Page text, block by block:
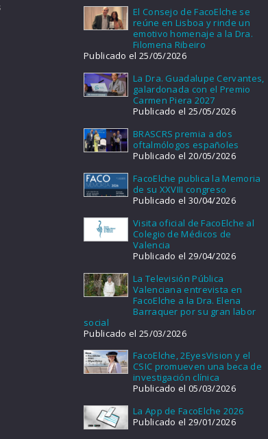
El Consejo de FacoElche se
reúne en Lisboa y rinde un
emotivo homenaje a la Dra.
Filomena Ribeiro
Publicado el 25/05/2026
La Dra. Guadalupe Cervantes,
galardonada con el Premio
Carmen Piera 2027
Publicado el 25/05/2026
BRASCRS premia a dos
oftalmólogos españoles
Publicado el 20/05/2026
FacoElche publica la Memoria
de su XXVIII congreso
Publicado el 30/04/2026
Visita oficial de FacoElche al
Colegio de Médicos de
Valencia
Publicado el 29/04/2026
La Televisión Pública
Valenciana entrevista en
FacoElche a la Dra. Elena
Barraquer por su gran labor
social
Publicado el 25/03/2026
FacoElche, 2EyesVision y el
CSIC promueven una beca de
investigación clínica
Publicado el 05/03/2026
La App de FacoElche 2026
Publicado el 29/01/2026